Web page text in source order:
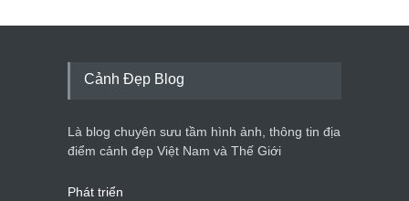
Cảnh Đẹp Blog
Là blog chuyên sưu tầm hình ảnh, thông tin địa
điểm cảnh đẹp Việt Nam và Thế Giới
Phát triển